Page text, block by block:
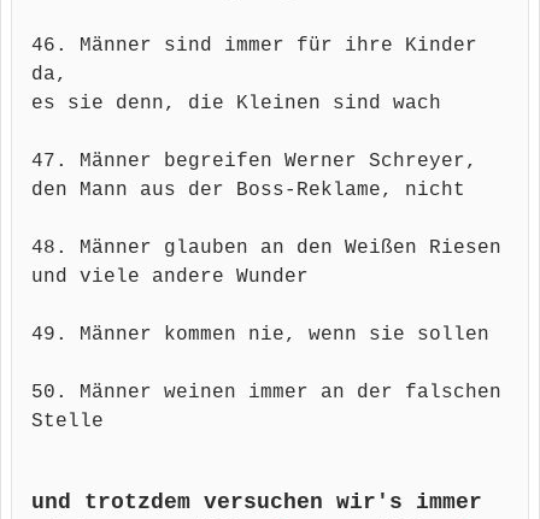
46. Männer sind immer für ihre Kinder
da,
es sie denn, die Kleinen sind wach
47. Männer begreifen Werner Schreyer,
den Mann aus der Boss-Reklame, nicht
48. Männer glauben an den Weißen Riesen
und viele andere Wunder
49. Männer kommen nie, wenn sie sollen
50. Männer weinen immer an der falschen
Stelle
und trotzdem versuchen wir's immer